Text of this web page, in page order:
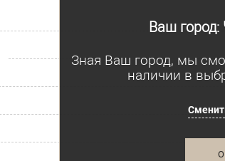
Ваш город:
Зная Ваш город, мы
наличии в